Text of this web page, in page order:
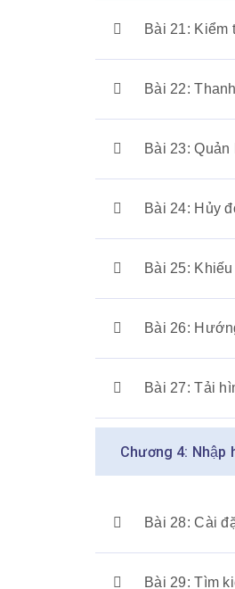
Bài 21: Kiểm
Bài 22:
Bài 23:
Bài 24: Hủy
Bài 25:
Bài 26:
Bài 27: Tải
Chương 4: Nhập
Bài 28: Cài
Bài 29: Tìm